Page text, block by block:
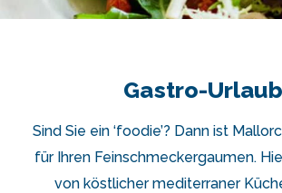
Gastro-Urlaub
Sind Sie ein ‘foodie’? Dann ist
für Ihren Feinschmeckergaumen.
von köstlicher mediterraner